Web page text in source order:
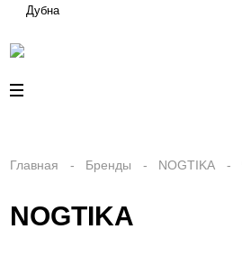
Дубна
Главная Бренды NOGTIKA
NOGTIKA